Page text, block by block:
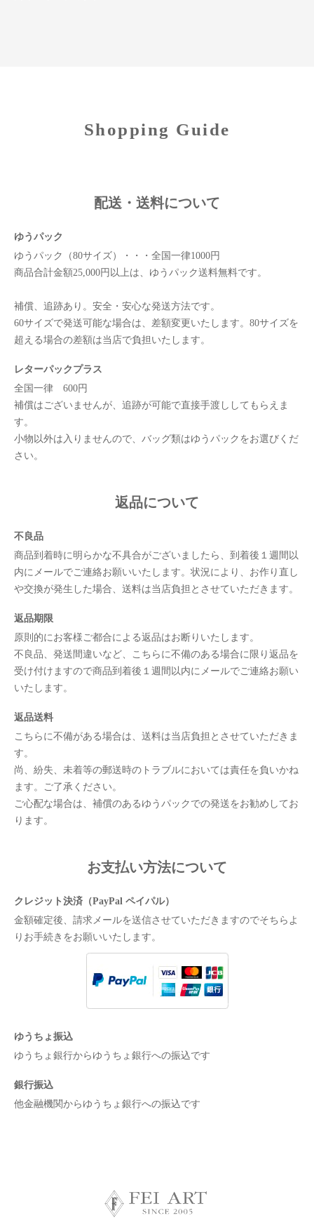
Shopping Guide
配送・送料について
ゆうパック
ゆうパック（80サイズ）・・・全国一律1000円
商品合計金額25,000円以上は、ゆうパック送料無料です。
補償、追跡あり。安全・安心な発送方法です。
60サイズで発送可能な場合は、差額変更いたします。80サイズを
超える場合の差額は当店で負担いたします。
レターパックプラス
全国一律 600円
補償はございませんが、追跡が可能で直接手渡ししてもらえま
す。
小物以外は入りませんので、バッグ類はゆうパックをお選びくだ
さい。
返品について
不良品
商品到着時に明らかな不具合がございましたら、到着後１週間以
内にメールでご連絡お願いいたします。状況により、お作り直し
や交換が発生した場合、送料は当店負担とさせていただきます。
返品期限
原則的にお客様ご都合による返品はお断りいたします。
不良品、発送間違いなど、こちらに不備のある場合に限り返品を
受け付けますので商品到着後１週間以内にメールでご連絡お願い
いたします。
返品送料
こちらに不備がある場合は、送料は当店負担とさせていただきま
す。
尚、紛失、未着等の郵送時のトラブルにおいては責任を負いかね
ます。ご了承ください。
ご心配な場合は、補償のあるゆうパックでの発送をお勧めしてお
ります。
お支払い方法について
クレジット決済（PayPal ペイパル）
金額確定後、請求メールを送信させていただきますのでそちらよ
りお手続きをお願いいたします。
ゆうちょ振込
ゆうちょ銀行からゆうちょ銀行への振込です
銀行振込
他金融機関からゆうちょ銀行への振込です